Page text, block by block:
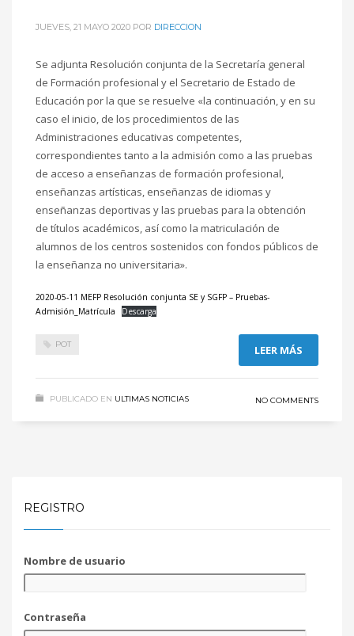
JUEVES, 21 MAYO 2020 POR DIRECCION
Se adjunta Resolución conjunta de la Secretaría general
de Formación profesional y el Secretario de Estado de
Educación por la que se resuelve «la continuación, y en su
caso el inicio, de los procedimientos de las
Administraciones educativas competentes,
correspondientes tanto a la admisión como a las pruebas
de acceso a enseñanzas de formación profesional,
enseñanzas artísticas, enseñanzas de idiomas y
enseñanzas deportivas y las pruebas para la obtención
de títulos académicos, así como la matriculación de
alumnos de los centros sostenidos con fondos públicos de
la enseñanza no universitaria».
2020-05-11 MEFP Resolución conjunta SE y SGFP – Pruebas-
Admisión_Matrícula
Descarga
POT LEER MÁS
PUBLICADO EN ULTIMAS NOTICIAS NO COMMENTS
REGISTRO
Nombre de usuario
Contraseña